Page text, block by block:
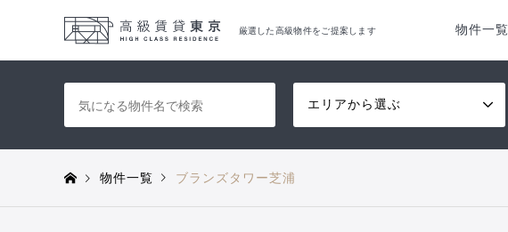
厳選した高級物件をご提案します 物件一覧
エリアから選ぶ
物件一覧 ブランズタワー芝浦